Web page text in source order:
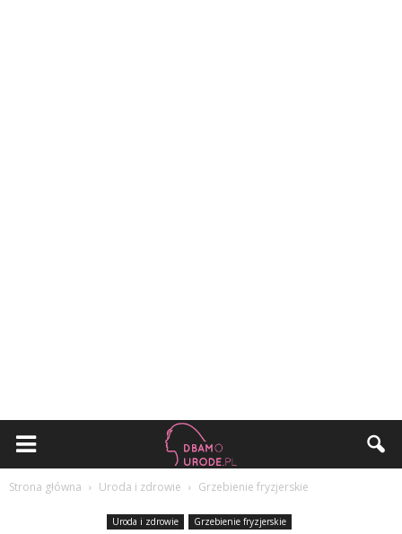
Strona główna Uroda i zdrowie Grzebienie fryzjerskie
Uroda i zdrowie Grzebienie fryzjerskie